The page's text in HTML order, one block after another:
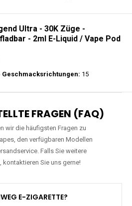
Ultra - 30K Züge -
- 2ml E-Liquid / Vape Pod
15
FRAGEN (FAQ)
wir die häufigsten Fragen zu
den verfügbaren Modellen
Falls Sie weitere
kontaktieren Sie uns gerne!
E-ZIGARETTE?